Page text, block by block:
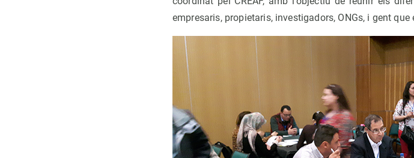
empresaris, propietaris, investigadors, ONGs, i gent